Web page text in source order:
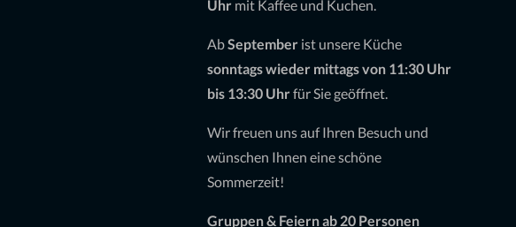
Uhrmit Kaffee und Kuchen.
AbSeptemberist unsere Küche
sonntags wieder mittags von 11:30 Uhr
bis 13:30 Uhrfür Sie geöffnet.
Wir freuen uns auf Ihren Besuch und
wünschen Ihnen eine schöne
Sommerzeit!
Gruppen & Feiern ab 20 Personen